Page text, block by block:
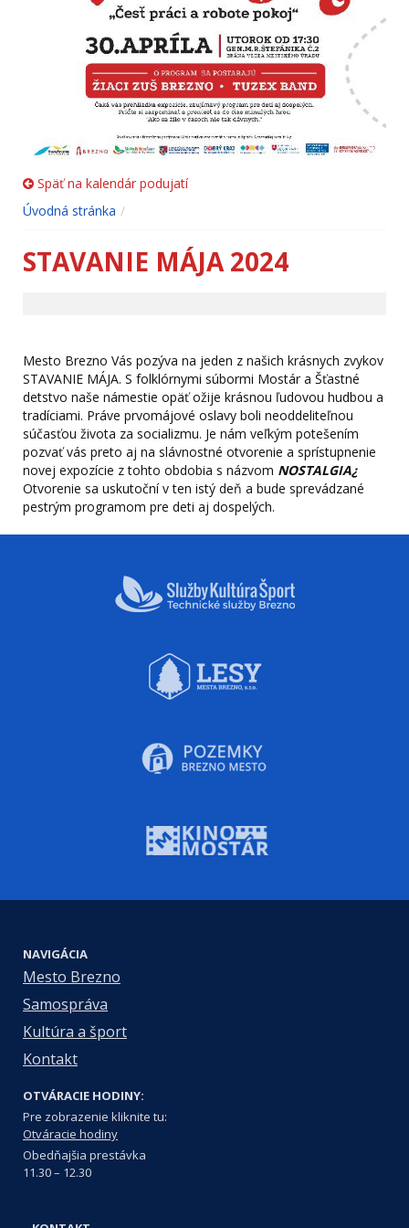
Späť na kalendár podujatí
Úvodná stránka
STAVANIE MÁJA 2024
Mesto Brezno Vás pozýva na jeden z našich krásnych zvykov
STAVANIE MÁJA. S folklórnymi súbormi Mostár a Šťastné
detstvo naše námestie opäť ožije krásnou ľudovou hudbou a
tradíciami. Práve prvomájové oslavy boli neoddeliteľnou
súčasťou života za socializmu. Je nám veľkým potešením
pozvať vás preto aj na slávnostné otvorenie a sprístupnenie
novej expozície z tohto obdobia s názvom NOSTALGIA¿
Otvorenie sa uskutoční vten istý deň a bude sprevádzané
pestrým programom pre deti aj dospelých.
NAVIGÁCIA
Mesto Brezno
Samospráva
Kultúra a šport
Kontakt
OTVÁRACIE HODINY:
Pre zobrazenie kliknite tu:
Otváracie hodiny
Obedňajšia prestávka
11.30 – 12.30